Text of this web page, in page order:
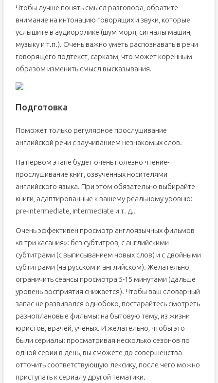
Чтобы лучше понять смысл разговора, обратите
внимание на интонацию говорящих и звуки, которые
услышите в аудиоролике (шум моря, сигналы машин,
музыку и т.п.). Очень важно уметь распознавать в речи
говорящего подтекст, сарказм, что может коренным
образом изменить смысл высказывания.
Подготовка
Поможет только регулярное прослушивание
английской речи с заучиванием незнакомых слов.
На первом этапе будет очень полезно чтение-
прослушивание книг, озвученных носителями
английского языка. При этом обязательно выбирайте
книги, адаптированные к вашему реальному уровню:
pre-intermediate, intermediate и т. д..
Очень эффективен просмотр англоязычных фильмов
«в три касания»: без субтитров, с английскими
субтитрами (с выписыванием новых слов) и с двойными
субтитрами (на русском и английском). Желательно
ограничить сеансы просмотра 5-15 минутами (дальше
уровень восприятия снижается). Чтобы ваш словарный
запас не развивался однобоко, постарайтесь смотреть
разноплановые фильмы: на бытовую тему, из жизни
юристов, врачей, ученых. И желательно, чтобы это
были сериалы: просматривая несколько сезонов по
одной серии в день, вы сможете до совершенства
отточить соответствующую лексику, после чего можно
приступать к сериалу другой тематики.